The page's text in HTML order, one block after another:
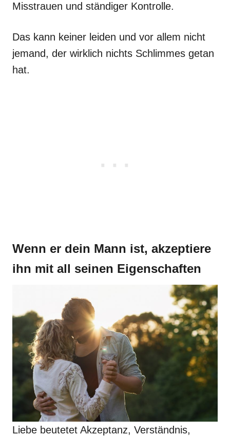
Misstrauen und ständiger Kontrolle.
Das kann keiner leiden und vor allem nicht
jemand, der wirklich nichts Schlimmes getan
hat.
Wenn er dein Mann ist, akzeptiere
ihn mit all seinen Eigenschaften
Liebe beutetet Akzeptanz, Verständnis,